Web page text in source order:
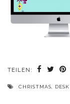
TEILEN:
CHRISTMAS